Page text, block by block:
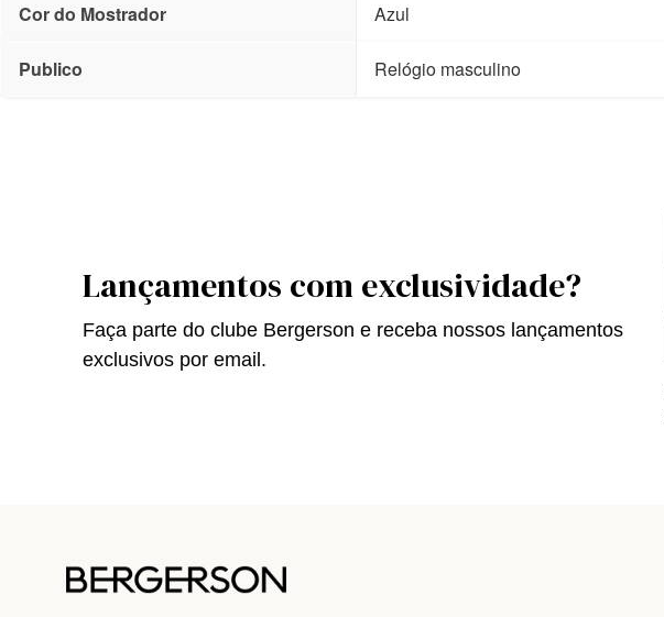
Cor do Mostrador Azul
Publico Relógio masculino
Lançamentos com exclusividade?
Faça parte do clube Bergerson e receba nossos lançamentos
exclusivos por email.